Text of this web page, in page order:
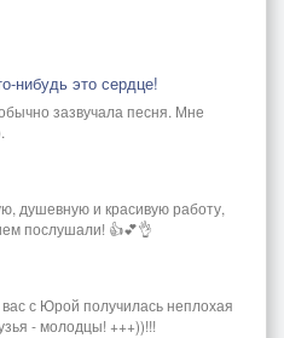
нибудь это сердце!
зазвучала песня. Мне
душевную и красивую работу,
послушали! 👍💕👌
с Юрой получилась неплохая
- молодцы! +++))!!!